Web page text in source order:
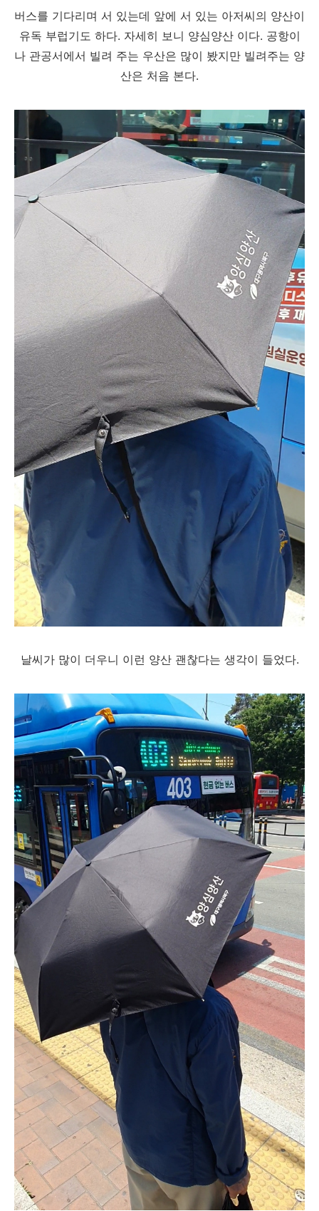
버스를 기다리며 서 있는데 앞에 서 있는 아저씨의 양산이
유독 부럽기도 하다. 자세히 보니 양심양산 이다. 공항이
나 관공서에서 빌려 주는 우산은 많이 봤지만 빌려주는 양
산은 처음 본다.
날씨가 많이 더우니 이런 양산 괜찮다는 생각이 들었다.